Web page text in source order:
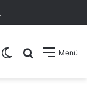
Menü
Arama yap
Dış görünümü